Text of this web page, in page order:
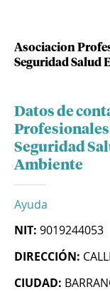
Asociacion
Seguridad Salud
Datos de
Profesionales
Seguridad
Ambiente
Ayuda
NIT: 9019244053
DIRECCIÓN:
CIUDAD: